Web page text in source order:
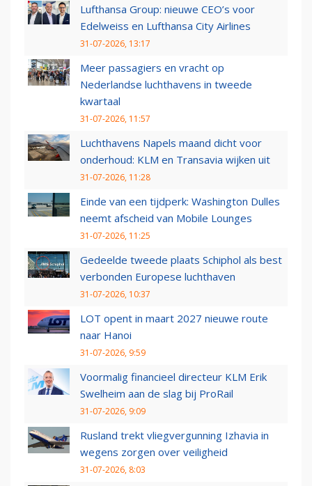
Lufthansa Group: nieuwe CEO’s voor
Edelweiss en Lufthansa City Airlines
31-07-2026, 13:17
Meer passagiers en vracht op
Nederlandse luchthavens in tweede
kwartaal
31-07-2026, 11:57
Luchthavens Napels maand dicht voor
onderhoud: KLM en Transavia wijken uit
31-07-2026, 11:28
Einde van een tijdperk: Washington Dulles
neemt afscheid van Mobile Lounges
31-07-2026, 11:25
Gedeelde tweede plaats Schiphol als best
verbonden Europese luchthaven
31-07-2026, 10:37
LOT opent in maart 2027 nieuwe route
naar Hanoi
31-07-2026, 9:59
Voormalig financieel directeur KLM Erik
Swelheim aan de slag bij ProRail
31-07-2026, 9:09
Rusland trekt vliegvergunning Izhavia in
wegens zorgen over veiligheid
31-07-2026, 8:03